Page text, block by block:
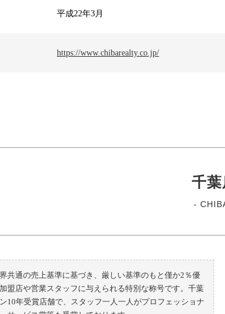
平成22年3月
https://www.chibarealty.co.jp/
千
-
共通の売上基準に基づき、厳しい基準のもと僅か2％優
盟店や営業スタッフに与えられる特別な称号です。千葉
10年受賞店舗で、スタッフ一人一人がプロフェッショナ